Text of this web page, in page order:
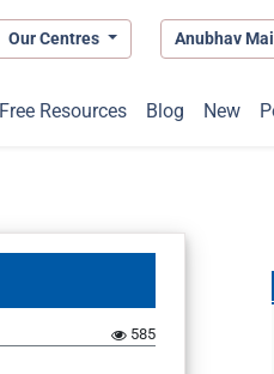
Our Centres Anubhav
Free Resources Blog New
585